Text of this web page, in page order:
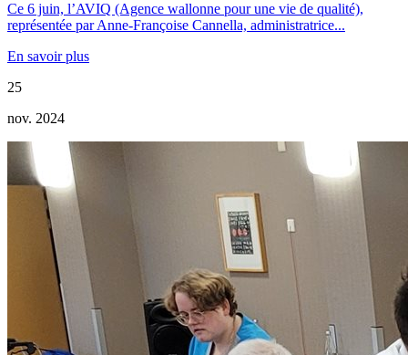
Ce 6 juin, l’AVIQ (Agence wallonne pour une vie de qualité),
représentée par Anne-Françoise Cannella, administratrice...
En savoir plus
25
nov. 2024